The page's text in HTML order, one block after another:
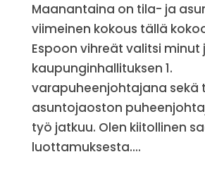
Maanantaina on tila- ja
viimeinen kokous tällä
Espoon vihreät valitsi
kaupunginhallituksen 1.
varapuheenjohtajana sekä
asuntojaoston
työ jatkuu. Olen kiitollinen
luottamuksesta....